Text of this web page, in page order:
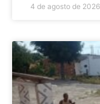
4 de agosto de 2026